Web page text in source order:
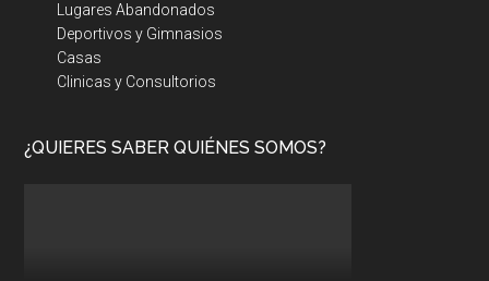
Lugares Abandonados
Deportivos y Gimnasios
Casas
Clinicas y Consultorios
¿QUIERES SABER QUIÉNES SOMOS?